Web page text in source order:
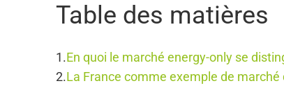
Table des matières
En quoi le marché energy-only se
La France comme exemple de marché